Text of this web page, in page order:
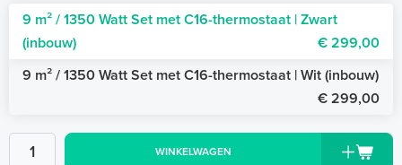
9 m² / 1350 Watt Set met C16-thermostaat | Zwart
(inbouw)
€ 299,00
9 m² / 1350 Watt Set met C16-thermostaat | Wit (inbouw)
€ 299,00
WINKELWAGEN